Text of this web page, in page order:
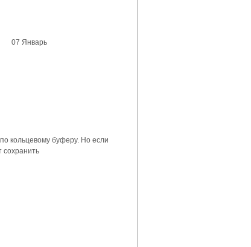
07 Январь
кольцевому буферу. Но если
сохранить